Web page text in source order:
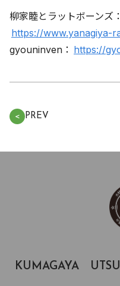
柳家睦とラットボーンズ：
https://www.yanagiya-
gyouninven： https://
＜ PREV
KUMAGAYA